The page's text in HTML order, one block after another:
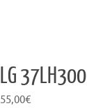
LG
55,00€